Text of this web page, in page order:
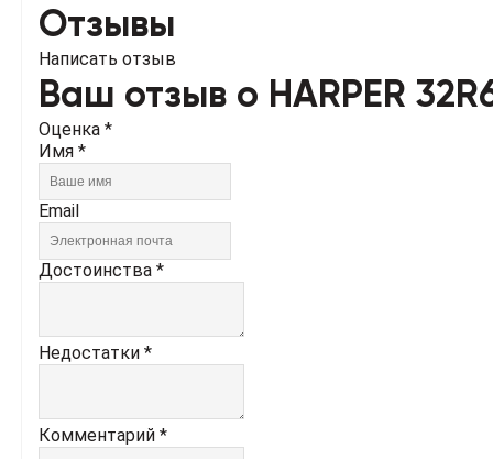
Отзывы
Написать отзыв
Ваш отзыв о HARPER
Оценка *
Имя *
Email
Достоинства *
Недостатки *
Комментарий *